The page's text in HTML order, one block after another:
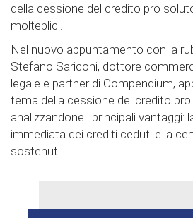
della cessione del credito pro
molteplici.
Nel nuovo appuntamento con la
Stefano Sariconi, dottore
legale e partner di Compendium,
tema della cessione del credito
analizzandone i principali vantaggi:
immediata dei crediti ceduti e la
sostenuti.